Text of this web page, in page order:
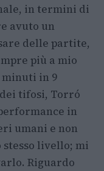
in termini di
avuto un
delle partite,
più a mio
minuti in 9
tifosi, Torró
in
umani e non
stesso livello; mi
Riguardo